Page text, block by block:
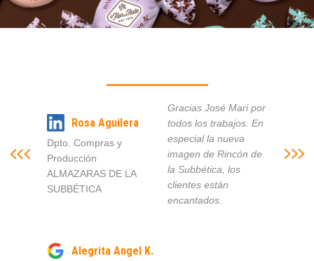
Rosa Aguilera
Dpto. Compras y
Producción
ALMAZARAS DE LA
SUBBÉTICA
Gracias José Mari por
todos los trabajos. En
especial la nueva
imagen de Rincón de
la Subbética, los
clientes están
encantados.
Alegrita Angel K.